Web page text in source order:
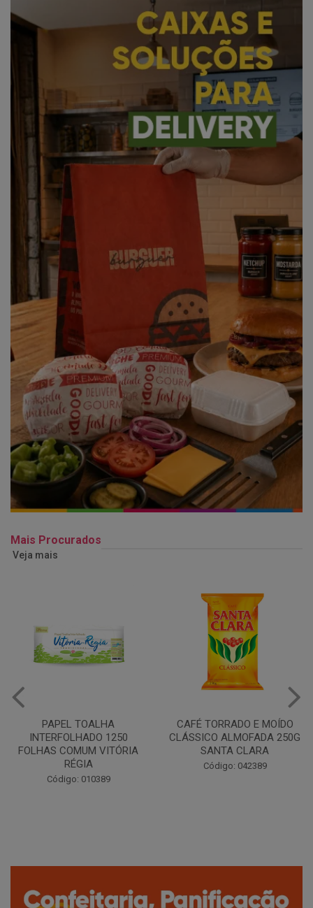
Mais Procurados
Veja mais
CAFÉ TORRADO E MOÍDO
CLÁSSICO ALMOFADA 250G
SANTA CLARA
Código: 042389
Copo Plástico Branco 180ml
Pacote c/100 - Cristalcopo
Código: 031413